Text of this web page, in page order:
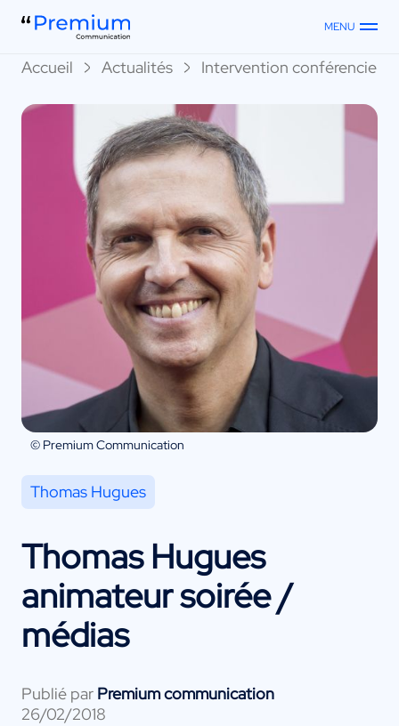
MENU
Accueil Actualités Intervention conférenciers
© Premium Communication
Thomas Hugues
Thomas Hugues
animateur soirée /
médias
Publié par Premium communication
26/02/2018